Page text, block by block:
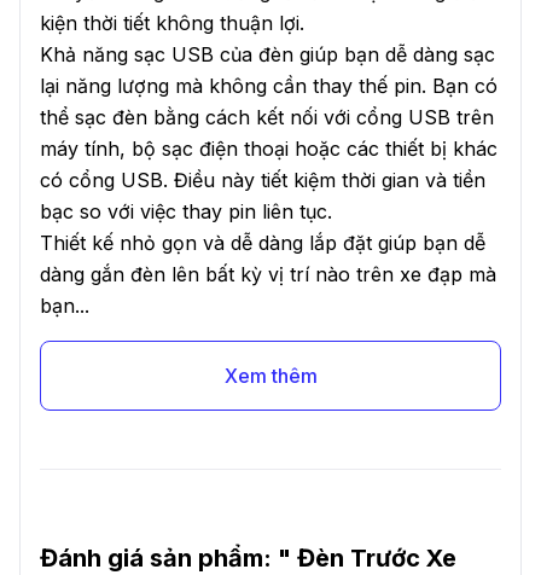
kiện thời tiết không thuận lợi.
Khả năng sạc USB của đèn giúp bạn dễ dàng sạc
lại năng lượng mà không cần thay thế pin. Bạn có
thể sạc đèn bằng cách kết nối với cổng USB trên
máy tính, bộ sạc điện thoại hoặc các thiết bị khác
có cổng USB. Điều này tiết kiệm thời gian và tiền
bạc so với việc thay pin liên tục.
Thiết kế nhỏ gọn và dễ dàng lắp đặt giúp bạn dễ
dàng gắn đèn lên bất kỳ vị trí nào trên xe đạp mà
bạn...
Xem thêm
Đánh giá sản phẩm: " Đèn Trước Xe